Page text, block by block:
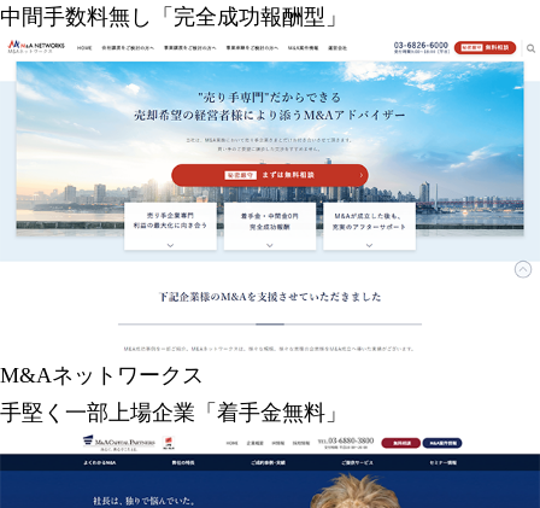
中間手数料無し「完全成功報酬型」
M&Aネットワークス
手堅く一部上場企業「着手金無料」